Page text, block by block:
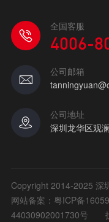
全国客服
4006-
公司邮箱
公司地址
深圳龙华区观
Copyright 2014-2025
网站备案： 粤ICP备
44030902001730号